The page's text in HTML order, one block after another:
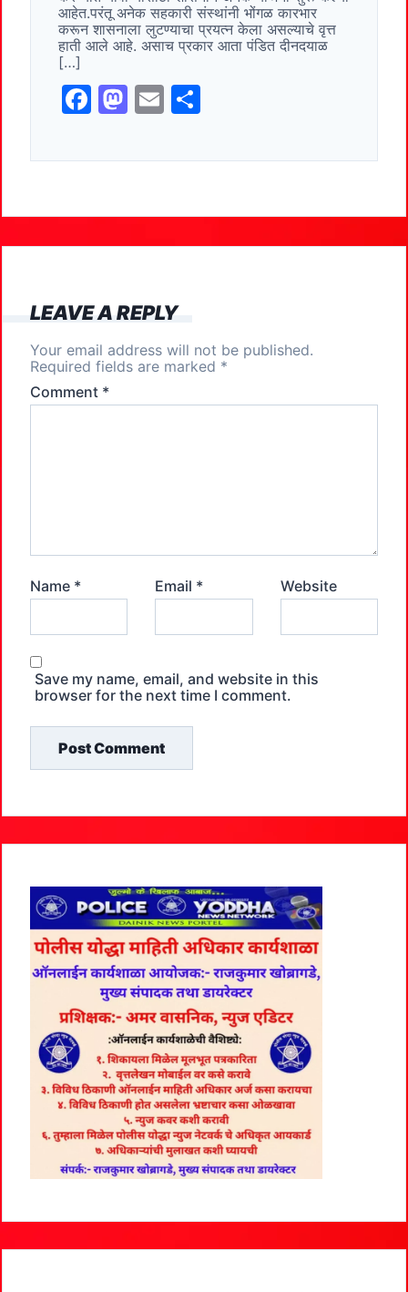
आहेत.परंतू अनेक सहकारी संस्थांनी भोंगळ कारभार
करून शासनाला लुटण्याचा प्रयत्न केला असल्याचे वृत्त
हाती आले आहे. असाच प्रकार आता पंडित दीनदयाळ
[…]
F
c
b
o
k
M
st
d
o
E
ai ar
o
k
n
LEAVE A REPLY
Your email address will not be published.
Required fields are marked *
Comment *
Name * Email * Website
Save my name, email, and website in this
browser for the next time I comment.